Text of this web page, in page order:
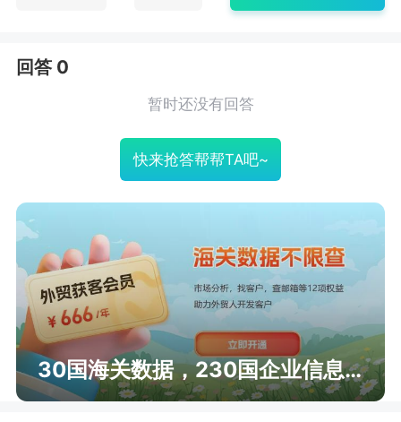
回答 0
暂时还没有回答
快来抢答帮帮TA吧~
30国海关数据，230国企业信息查询